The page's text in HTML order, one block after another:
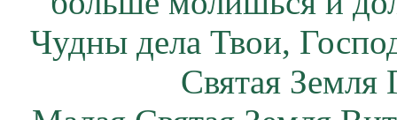
Чудны дела Твои,
Святая